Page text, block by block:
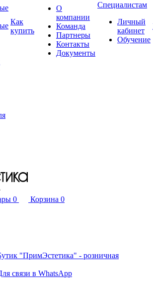
Как
купить
О
компании
Команда
Партнеры
Контакты
Документы
Специалистам
Личный
кабинет
Обучение
0 Корзина 0
"ПримЭстетика" - розничная
связи в WhatsApp